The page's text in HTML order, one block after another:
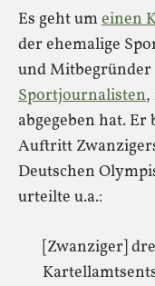
Es geht umeinen
der ehemalige
und Mitbegründer
Sportjournalisten,
abgegeben hat.
Auftritt
Deutschen
urteilte u.a.:
[Zwanziger]